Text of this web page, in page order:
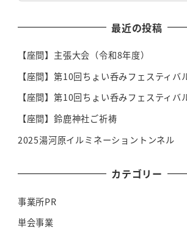
最近の投稿
【座間】主張大会（令和8年度）
【座間】第10回ちょい呑みフェスティ
【座間】第10回ちょい呑みフェスティ
【座間】鈴鹿神社ご祈祷
2025湯河原イルミネーショントンネル
カテゴリー
事業所PR
単会事業